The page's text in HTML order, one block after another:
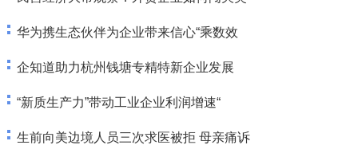
华为携生态伙伴为企业带来信心“乘数效
企知道助力杭州钱塘专精特新企业发展
“新质生产力”带动工业企业利润增速“
生前向美边境人员三次求医被拒 母亲痛诉